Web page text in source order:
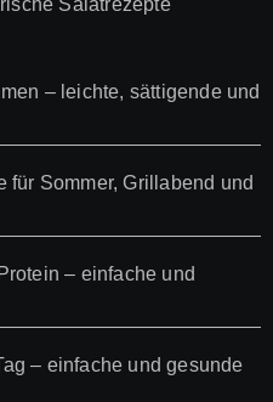
– leichte, sättigende und
für Sommer, Grillabend und
– einfache und
– einfache und gesunde